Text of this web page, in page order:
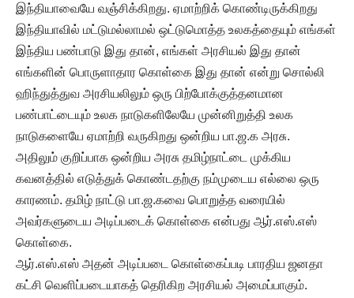
இந்தியாவையே வஞ்சிக்கிறது. ஏமாற்றிக் கொண்டிருக்கிறது
இந்தியாவில் மட்டுமல்லாமல் ஒட்டுமொத்த உலகத்தையும் எங்கள்
இந்திய பண்பாடு இது தான், எங்கள் அரசியல் இது தான்
எங்களின் பொருளாதார கொள்கை இது தான் என்று சொல்லி
ஹிந்துத்துவ அரசியலிலும் ஒரு பிற்போக்குத்தனமான
பண்பாட்டையும் உலக நாடுகளிலேயே முன்னிறுத்தி உலக
நாடுகளையே ஏமாற்றி வருகிறது ஒன்றிய பா.ஜ.க அரசு.
அதிலும் குறிப்பாக ஒன்றிய அரசு தமிழ்நாட்டை முக்கிய
கவனத்தில் எடுத்துக் கொண்டதற்கு நம்முடைய எல்லை ஒரு
காரணம். தமிழ் நாட்டு பா.ஜ.கவை பொறுத்த வரையில்
அவர்களுடைய அடிப்படைக் கொள்கை என்பது ஆர்.எஸ்.எஸ்
கொள்கை.
ஆர்.எஸ்.எஸ் அதன் அடிப்படை கொள்கைப்படி பாரதிய ஜனதா
கட்சி வெளிப்படையாகத் தெரிகிற அரசியல் அமைப்பாகும்.